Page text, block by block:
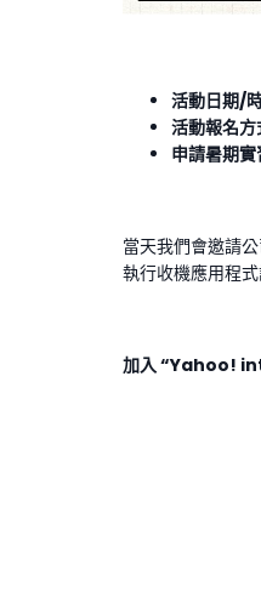
活動日期/
活動報名方
申請暑期
當天我們會邀請
執行收機應用程
加入“Yahoo!